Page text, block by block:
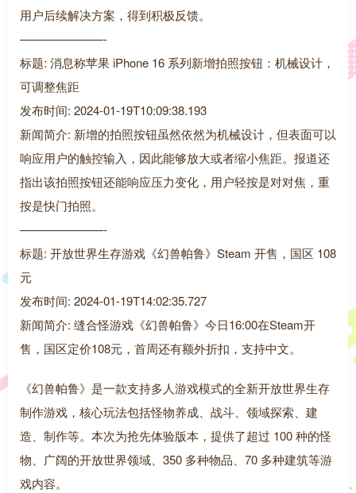
用户后续解决方案，得到积极反馈。
———————-
标题: 消息称苹果 iPhone 16 系列新增拍照按钮：机械设计，
可调整焦距
发布时间: 2024-01-19T10:09:38.193
新闻简介: 新增的拍照按钮虽然依然为机械设计，但表面可以
响应用户的触控输入，因此能够放大或者缩小焦距。报道还
指出该拍照按钮还能响应压力变化，用户轻按是对对焦，重
按是快门拍照。
———————-
标题: 开放世界生存游戏《幻兽帕鲁》Steam 开售，国区 108
元
发布时间: 2024-01-19T14:02:35.727
新闻简介: 缝合怪游戏《幻兽帕鲁》今日16:00在Steam开
售，国区定价108元，首周还有额外折扣，支持中文。
《幻兽帕鲁》是一款支持多人游戏模式的全新开放世界生存
制作游戏，核心玩法包括怪物养成、战斗、领域探索、建
造、制作等。本次为抢先体验版本，提供了超过 100 种的怪
物、广阔的开放世界领域、350 多种物品、70 多种建筑等游
戏内容。